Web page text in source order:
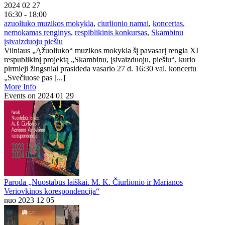
2024 02 27
16:30 - 18:00
azuoliuko muzikos mokykla, ciurlionio namai, koncertas,
nemokamas renginys, respiblikinis konkursas, Skambinu
įsivaizduoju piešiu
Vilniaus „Ąžuoliuko“ muzikos mokykla šį pavasarį rengia XI
respublikinį projektą „Skambinu, įsivaizduoju, piešiu“, kurio
pirmieji žingsniai prasideda vasario 27 d. 16:30 val. koncertu
„Svečiuose pas [...]
More Info
Events on 2024 01 29
Paroda „Nuostabūs laiškai. M. K. Čiurlionio ir Marianos
Veriovkinos korespondencija“
nuo 2023 12 05